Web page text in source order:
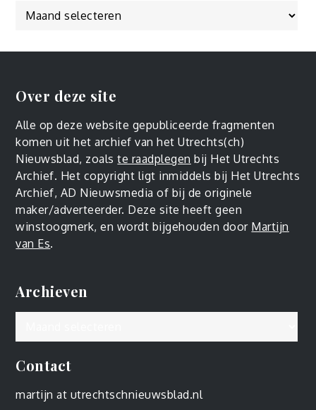
Over deze site
Alle op deze website gepubliceerde fragmenten
komen uit het archief van het Utrechts(ch)
Nieuwsblad, zoalste raadplegen bij Het Utrechts
Archief. Het copyright ligt inmiddels bij Het Utrechts
Archief, AD Nieuwsmedia of bij de originele
maker/adverteerder. Deze site heeft geen
winstoogmerk, en wordt bijgehouden door Martijn
van Es.
Archieven
Contact
martijn at utrechtschnieuwsblad.nl